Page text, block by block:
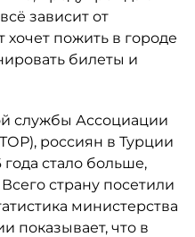
зависит от
пожить в городе
билеты и
службы Ассоциации
россиян в Турции
стало больше,
страну посетили
министерства
показывает, что в